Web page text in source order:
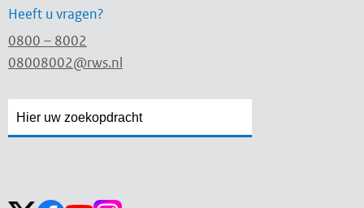
Heeft u vragen?
0800 – 8002
08008002@rws.nl